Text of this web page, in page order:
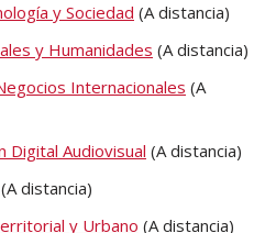
y Sociedad (A distancia)
y Humanidades (A distancia)
Internacionales (A
Digital Audiovisual (A distancia)
(A distancia)
y Urbano (A distancia)